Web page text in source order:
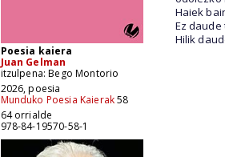
Poesia kaiera
Juan Gelman
itzulpena: Bego Montorio
2026, poesia
Munduko Poesia Kaierak58
64 orrialde
978-84-19570-58-1
Haiek
Ez daude
Hilik